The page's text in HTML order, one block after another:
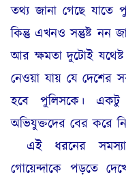
তথ্য জানা গেছে যাতে
কিন্তু এখনও সন্তুষ্ট নন
আর ক্ষমতা দুটোই
নেওয়া যায় যে দেশের
হবে পুলিসকে। একটু
অভিযুক্তদের বের করে
এই ধরনের
গোয়েন্দাকে পড়তে